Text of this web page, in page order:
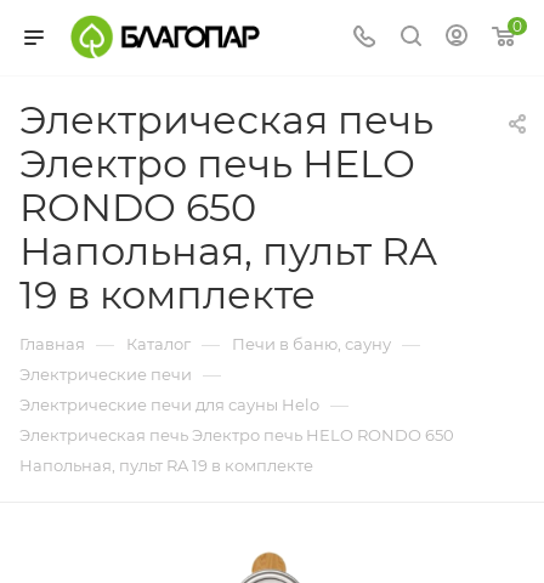
0
Электрическая печь
Электро печь HELO
RONDO 650
Напольная, пульт RA
19 в комплекте
Главная — Каталог — Печи в баню, сауну —
Электрические печи —
Электрические печи для сауны Helo —
Электрическая печь Электро печь HELO RONDO 650
Напольная, пульт RA 19 в комплекте